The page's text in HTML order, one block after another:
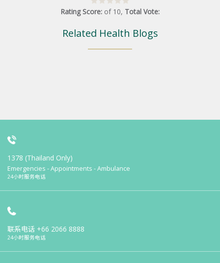
Rating Score: of 10, Total Vote:
Related Health Blogs
1378 (Thailand Only)
Emergencies - Appointments - Ambulance
24小时服务电话
联系电话 +66 2066 8888
24小时服务电话